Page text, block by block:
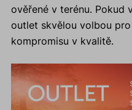
ověřené v terénu. Pokud
outlet skvělou volbou
kompromisu v kvalitě.